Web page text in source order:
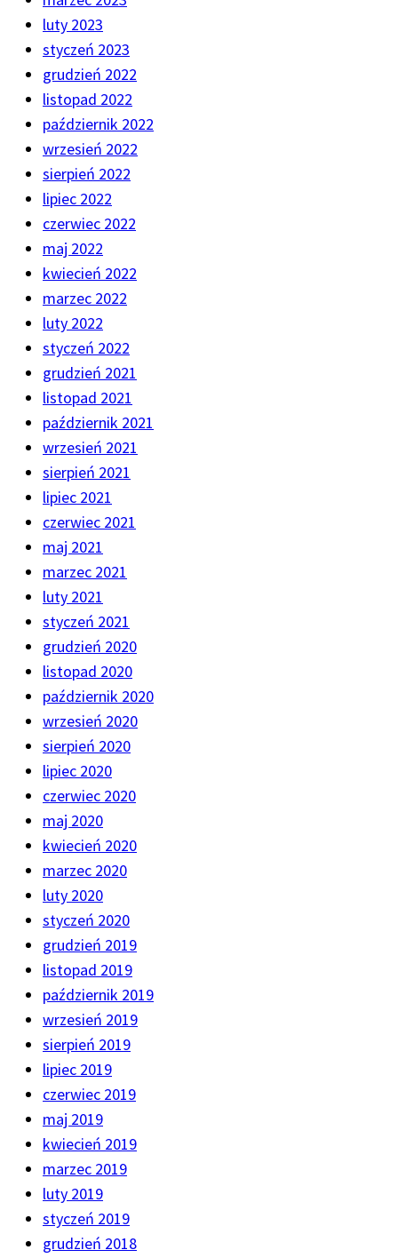
luty 2023
styczeń 2023
grudzień 2022
listopad 2022
październik 2022
wrzesień 2022
sierpień 2022
lipiec 2022
czerwiec 2022
maj 2022
kwiecień 2022
marzec 2022
luty 2022
styczeń 2022
grudzień 2021
listopad 2021
październik 2021
wrzesień 2021
sierpień 2021
lipiec 2021
czerwiec 2021
maj 2021
marzec 2021
luty 2021
styczeń 2021
grudzień 2020
listopad 2020
październik 2020
wrzesień 2020
sierpień 2020
lipiec 2020
czerwiec 2020
maj 2020
kwiecień 2020
marzec 2020
luty 2020
styczeń 2020
grudzień 2019
listopad 2019
październik 2019
wrzesień 2019
sierpień 2019
lipiec 2019
czerwiec 2019
maj 2019
kwiecień 2019
marzec 2019
luty 2019
styczeń 2019
grudzień 2018